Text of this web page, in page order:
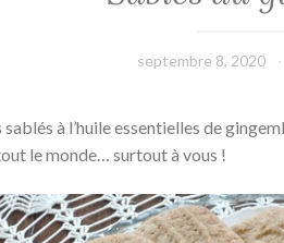
septembre 8, 2020
à l’huile essentielles de
le monde… surtout à vous !